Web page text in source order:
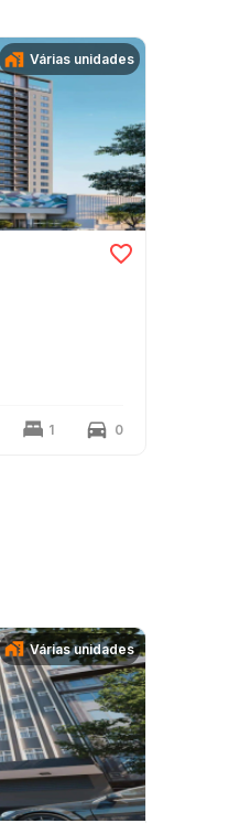
Várias unidades
1 0
Várias unidades